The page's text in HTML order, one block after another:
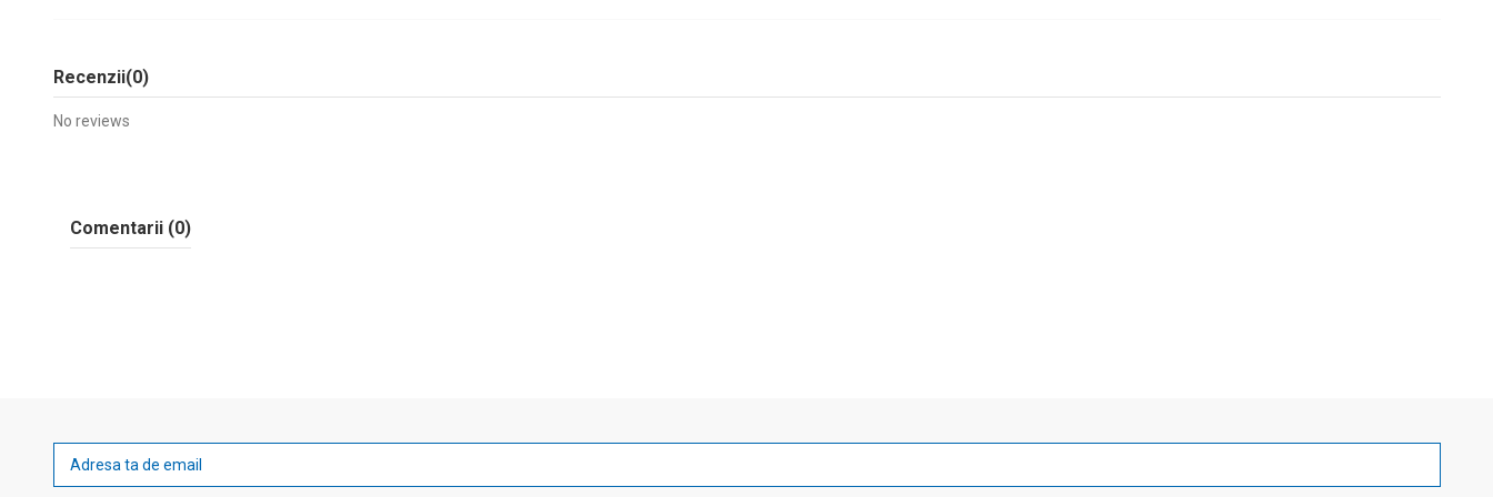
Recenzii(0)
No reviews
Comentarii (0)